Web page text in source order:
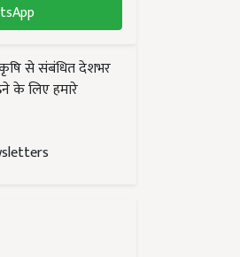
से संबंधित देशभर
के लिए हमारे